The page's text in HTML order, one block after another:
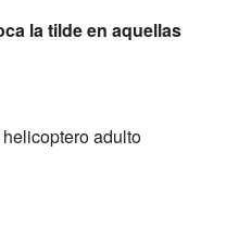
la tilde en aquellas
adulto